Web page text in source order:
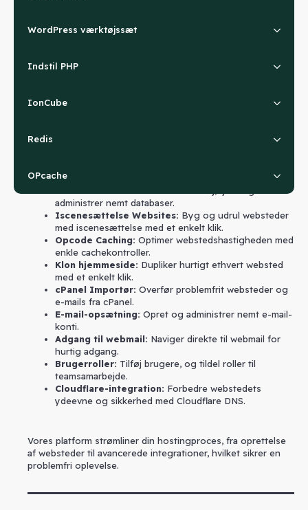
WordPress værktøjssæt
Indstil PHP
IonCube
Redis
OPcache
Indførelsen
administrer nemt databaser.
Iscenesættelse Websites: Byg og udrul websteder
med iscenesættelse med et enkelt klik.
Opcode Caching: Optimer webstedshastigheden med
enkle cachekontroller.
Klon hjemmeside: Dupliker hurtigt ethvert websted
med et enkelt klik.
cPanel Importør: Overfør problemfrit websteder og
e-mails fra cPanel.
E-mail-opsætning: Opret og administrer nemt e-mail-
konti.
Adgang til webmail: Naviger direkte til webmail for
hurtig adgang.
Brugerroller: Tilføj brugere, og tildel roller til
teamsamarbejde.
Cloudflare-integration: Forbedre webstedets
ydeevne og sikkerhed med Cloudflare DNS.
Vores platform strømliner din hostingproces, fra oprettelse
af websteder til avancerede integrationer, hvilket sikrer en
problemfri oplevelse.